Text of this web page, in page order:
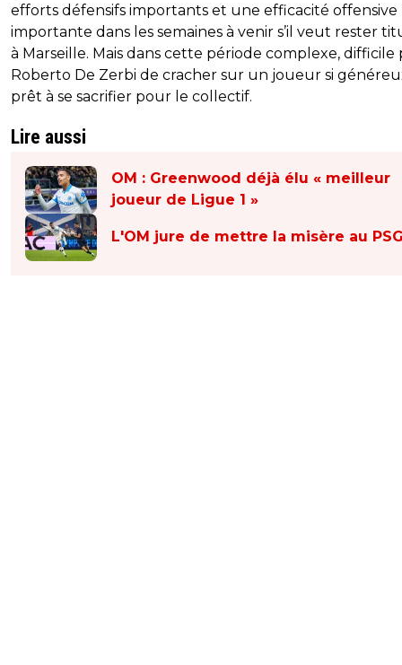
efforts défensifs importants et une efficacité offensive
importante dans les semaines à venir s’il veut rester
à Marseille. Mais dans cette période complexe, difficile
Roberto De Zerbi de cracher sur un joueur si
prêt à se sacrifier pour le collectif.
Lire aussi
OM : Greenwood déjà élu « meilleur
joueur de Ligue 1 »
L'OM jure de mettre la misère au